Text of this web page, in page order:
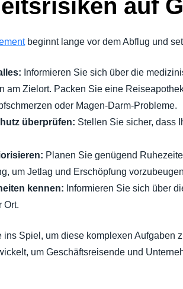
auf
beginnt lange vor dem Abflug und
Informieren Sie sich über die
am Zielort. Packen Sie eine
oder Magen-Darm-Probleme.
überprüfen: Stellen Sie sicher, dass
Planen Sie genügend
um Jetlag und Erschöpfung
kennen: Informieren Sie sich über
Ort.
ins Spiel, um diese komplexen Aufgaben
um Geschäftsreisende und